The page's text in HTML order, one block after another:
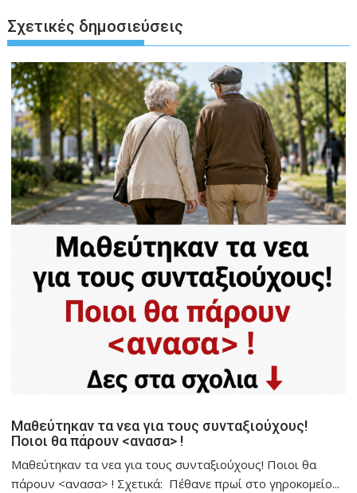
Σχετικές δημοσιεύσεις
Μαθεύτηκαν τα νεα για τους συνταξιούχους!
Ποιοι θα πάρουν <ανασα> !
Μαθεύτηκαν τα νεα για τους συνταξιούχους! Ποιοι θα
πάρουν <ανασα> ! Σχετικά: Πέθανε πρωί στο γηροκομείο...